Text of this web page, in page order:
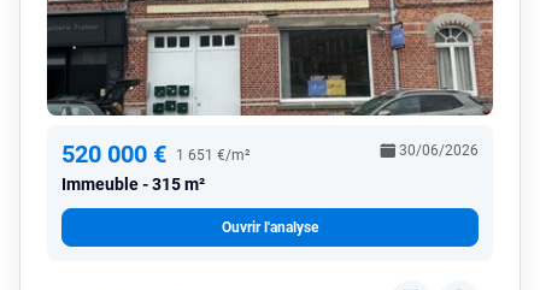
520 000 € 1 651 €/m²
Immeuble 315 m²
30/06/2026
Ouvrir l'analyse